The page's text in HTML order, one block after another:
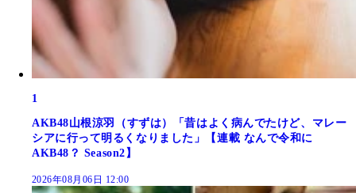
1
AKB48山根涼羽（すずは）「昔はよく病んでたけど、マレー
シアに行って明るくなりました」【連載 なんで令和に
AKB48？ Season2】
2026年08月06日 12:00